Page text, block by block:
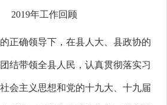
2019年工作回顾
正确领导下，在县人大、县政协的
结带领全县人民，认真贯彻落实习
会主义思想和党的十九大、十九届